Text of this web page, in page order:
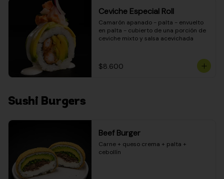
Ceviche Especial Roll
Camarón apanado - palta - envuelto
en palta - cubierto de una porción de
ceviche mixto y salsa acevichada
$8.600
Sushi Burgers
Beef Burger
Carne + queso crema + palta +
cebollín